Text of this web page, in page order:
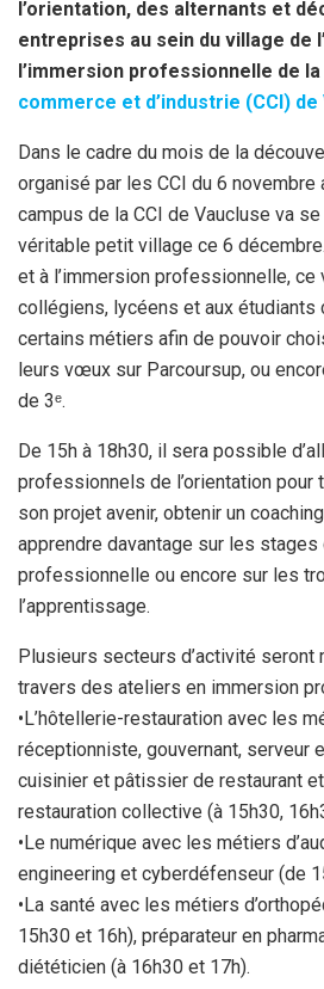
k
p
l’orientation, des alternants et
entreprises au sein du village de
l’immersion professionnelle de la
commerce et d’industrie (CCI) de
Dans le cadre du mois de la
organisé par les CCI du 6 novembre
campus de la CCI de Vaucluse va
véritable petit village ce 6
et à l’immersion professionnelle, ce
collégiens, lycéens et aux étudiants
certains métiers afin de pouvoir
leurs vœux sur Parcoursup, ou
de 3ᵉ.
De 15h à 18h30, il sera possible
professionnels de l’orientation pour
son projet avenir, obtenir un
apprendre davantage sur les
professionnelle ou encore sur les
l’apprentissage.
Plusieurs secteurs d’activité seront
travers des ateliers en immersion
•L’hôtellerie-restauration avec les
réceptionniste, gouvernant, serveur
cuisinier et pâtissier de restaurant
restauration collective (à 15h30,
•Le numérique avec les métiers
engineering et cyberdéfenseur (de
•La santé avec les métiers
15h30 et 16h), préparateur en
diététicien (à 16h30 et 17h).